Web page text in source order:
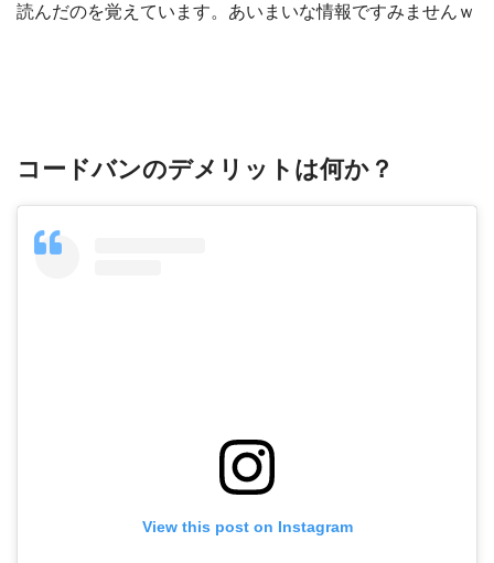
読んだのを覚えています。あいまいな情報ですみませんｗ
コードバンのデメリットは何か？
View this post on Instagram